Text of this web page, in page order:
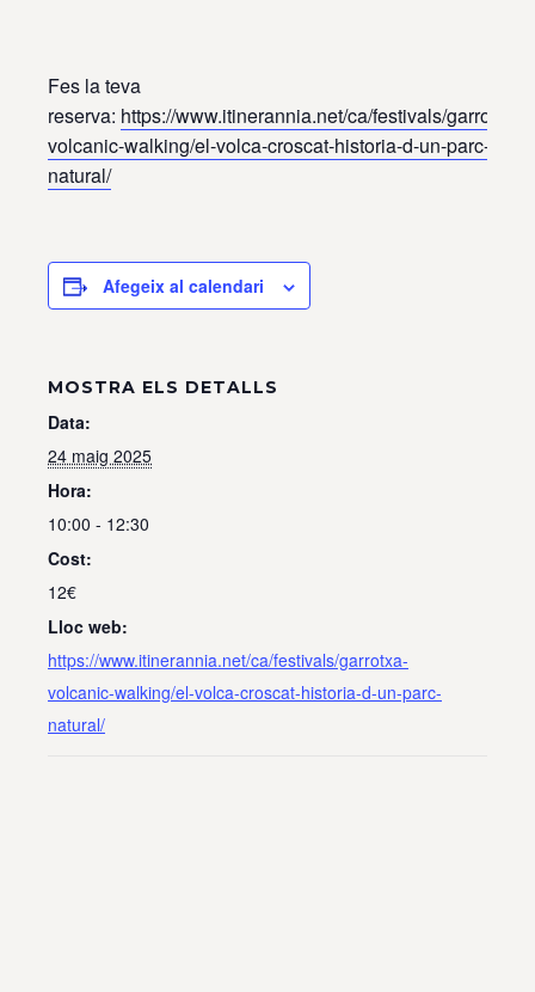
Fes la teva
reserva: https://www.itinerannia.net/ca/festivals/garrotxa-
volcanic-walking/el-volca-croscat-historia-d-un-parc-
natural/
Afegeix al calendari
MOSTRA ELS DETALLS
Data:
24 maig 2025
Hora:
10:00 - 12:30
Cost:
12€
Lloc web:
https://www.itinerannia.net/ca/festivals/garrotxa-
volcanic-walking/el-volca-croscat-historia-d-un-parc-
natural/